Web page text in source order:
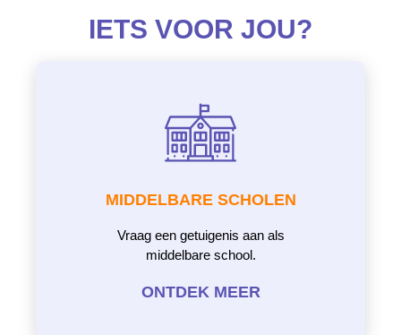
IETS VOOR JOU?
MIDDELBARE SCHOLEN
Vraag een getuigenis aan als
middelbare school.
ONTDEK MEER